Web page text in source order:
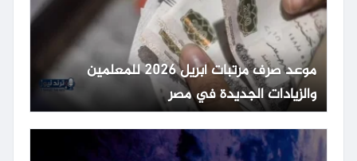
موعد صرف مرتبات أبريل 2026 للمعلمين
والزيادات الجديدة في مصر